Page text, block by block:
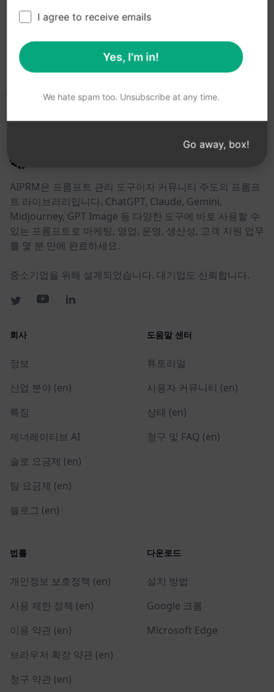
AIPRM은 프롬프트 관리 도구이자 커뮤니티 주도의 프롬프
트 라이브러리입니다. ChatGPT, Claude, Gemini,
Midjourney, GPT Image 등 다양한 도구에 바로 사용할 수
있는 프롬프트로 마케팅, 영업, 운영, 생산성, 고객 지원 업무
를 몇 분 만에 완료하세요.
중소기업을 위해 설계되었습니다. 대기업도 신뢰합니다.
회사
정보
산업 분야 (en)
특징
제너레이티브 AI
솔로 요금제 (en)
팀 요금제 (en)
블로그 (en)
도움말 센터
튜토리얼
사용자 커뮤니티 (en)
상태 (en)
청구 및 FAQ (en)
법률
개인정보 보호정책 (en)
사용 제한 정책 (en)
이용 약관 (en)
브라우저 확장 약관 (en)
청구 약관 (en)
다운로드
설치 방법
Google 크롬
Microsoft Edge
I agree to receive emails
Yes, I'm in!
We hate spam too. Unsubscribe at any time.
Go away, box!